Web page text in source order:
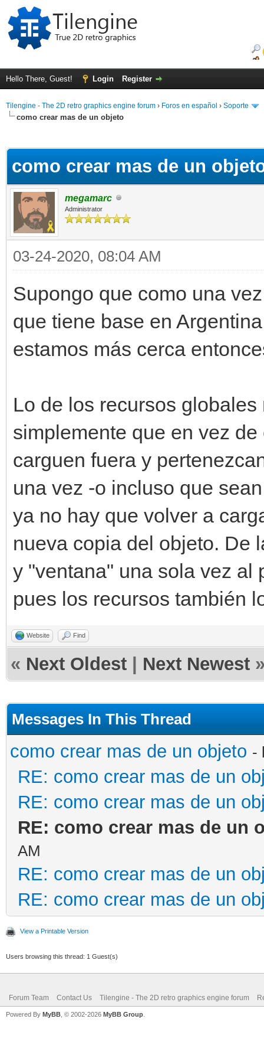
Hello There, Guest! Login Register
Tilengine - The 2D retro graphics engine forum › Foros en español › Soporte
como crear mas de un objeto
como crear mas de un
megamarc
Administrator
03-24-2020, 08:04 AM
Supongo que como una
que tiene base en
estamos más cerca
Lo de los recursos
simplemente que en vez
carguen fuera y
una vez -o incluso que
ya no hay que volver a
nueva copia del objeto. De
y "ventana" una sola vez al
pues los recursos también
Website Find
« Next Oldest Next Newest
Messages In This Thread
como crear mas de un objeto -
RE: como crear mas de un
RE: como crear mas de un
RE: como crear mas de un
AM
RE: como crear mas de un
RE: como crear mas de un
View a Printable Version
Users browsing this thread: 1 Guest(s)
Forum Team Contact Us Tilengine - The 2D retro graphics engine forum
Powered By MyBB , © 2002-2026 MyBB Group